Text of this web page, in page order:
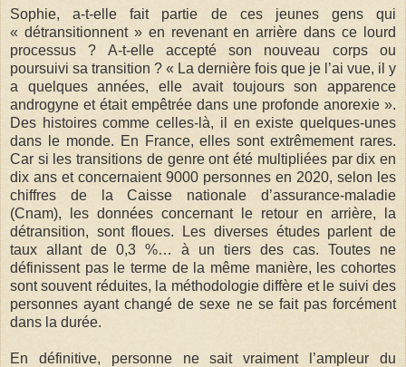
Sophie, a-t-elle fait partie de ces jeunes gens qui
« détransitionnent » en revenant en arrière dans ce lourd
processus ? A-t-elle accepté son nouveau corps ou
poursuivi sa transition ? « La dernière fois que je l’ai vue, il y
a quelques années, elle avait toujours son apparence
androgyne et était empêtrée dans une profonde anorexie ».
Des histoires comme celles-là, il en existe quelques-unes
dans le monde. En France, elles sont extrêmement rares.
Car si les transitions de genre ont été multipliées par dix en
dix ans et concernaient 9000 personnes en 2020, selon les
chiffres de la Caisse nationale d’assurance-maladie
(Cnam), les données concernant le retour en arrière, la
détransition, sont floues. Les diverses études parlent de
taux allant de 0,3 %… à un tiers des cas. Toutes ne
définissent pas le terme de la même manière, les cohortes
sont souvent réduites, la méthodologie diffère et le suivi des
personnes ayant changé de sexe ne se fait pas forcément
dans la durée.
En définitive, personne ne sait vraiment l’ampleur du